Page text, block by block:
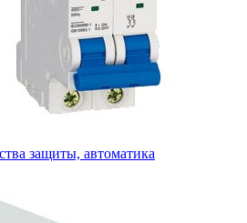
защиты, автоматика